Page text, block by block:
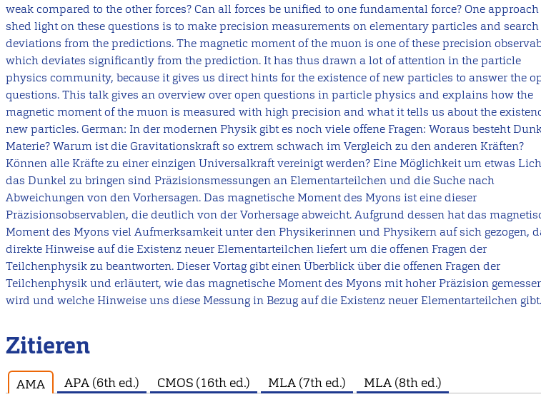
weak compared to the other forces? Can all forces be unified to one fundamental force? One approach
shed light on these questions is to make precision measurements on elementary particles and
deviations from the predictions. The magnetic moment of the muon is one of these precision
which deviates significantly from the prediction. It has thus drawn a lot of attention in the particle
physics community, because it gives us direct hints for the existence of new particles to answer the
questions. This talk gives an overview over open questions in particle physics and explains how the
magnetic moment of the muon is measured with high precision and what it tells us about the
new particles. German: In der modernen Physik gibt es noch viele offene Fragen: Woraus besteht
Materie? Warum ist die Gravitationskraft so extrem schwach im Vergleich zu den anderen Kräften?
Können alle Kräfte zu einer einzigen Universalkraft vereinigt werden? Eine Möglichkeit um etwas
das Dunkel zu bringen sind Präzisionsmessungen an Elementarteilchen und die Suche nach
Abweichungen von den Vorhersagen. Das magnetische Moment des Myons ist eine dieser
Präzisionsobservablen, die deutlich von der Vorhersage abweicht. Aufgrund dessen hat das
Moment des Myons viel Aufmerksamkeit unter den Physikerinnen und Physikern auf sich gezogen,
direkte Hinweise auf die Existenz neuer Elementarteilchen liefert um die offenen Fragen der
Teilchenphysik zu beantworten. Dieser Vortag gibt einen Überblick über die offenen Fragen der
Teilchenphysik und erläutert, wie das magnetische Moment des Myons mit hoher Präzision
wird und welche Hinweise uns diese Messung in Bezug auf die Existenz neuer Elementarteilchen gibt.
Zitieren
AMA APA (6th ed.) CMOS (16th ed.) MLA (7th ed.) MLA (8th ed.)